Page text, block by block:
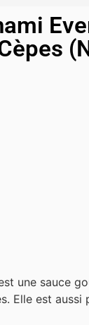
une sauce
Elle est